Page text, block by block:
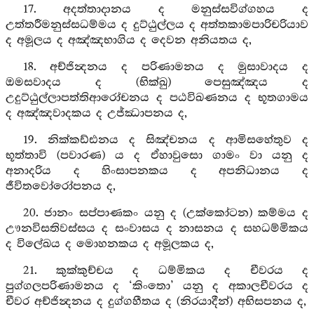
17. අදත්තාදානය ද මනුස්සවිග්ගහය ද
උත්තරීමනුස්සධම්මය ද දුට්ඨුල්ලය ද අත්තකාමපාරිචරියාව
ද අමූලය ද අඤ්ඤභාගිය ද දෙවන අනියතය ද,
18. අච්ජින්‍දනය ද පරිණාමනය ද මුසාවාදය ද
ඔමසවාදය ද (භික්ඛු) පෙසුඤ්ඤය ද
උදුට්ඨුල්ලාපත්තිආරෝචනය ද පඨවිඛණනය ද භූතගාමය
ද අඤ්ඤවාදකය ද උජ්ඣාපනය ද,
19. නික්කඩ්ඪනය ද සිඤ්චනය ද ආමිසහේතුව ද
භූත්තාවි (පවාරණ) ය ද ඒහාවුසො ගාමං වා යනු ද
අනාදරිය ද හිංසාපනකය ද අපනිධානය ද
ජීවිතවෝරෝපනය ද,
20. ජානං සප්පාණකං යනු ද (උක්කෝටන) කම්මය ද
ඌනවිසතිවස්සය ද සංවාසය ද නාසනය ද සහධම්මිකය
ද විලේඛය ද මොහනකය ද අමූලකය ද,
21. කුක්කුච්චය ද ධම්මිකය ද චීවරය ද
පුග්ගලපරිණාමනය ද ‘කිංතො’ යනු ද අකාලචීවරය ද
චීවර අච්ජින්‍දනය ද දුග්ගහීතය ද (නිරයාදීන්) අභිසපනය ද,